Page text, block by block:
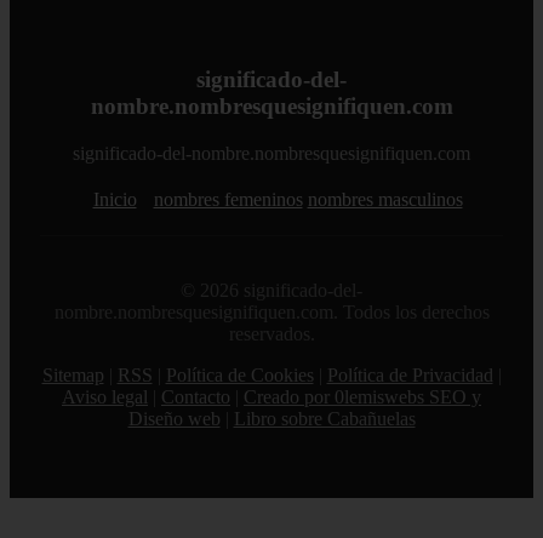
significado-del-
nombre.nombresquesignifiquen.com
significado-del-nombre.nombresquesignifiquen.com
Inicio nombres femeninos nombres masculinos
© 2026 significado-del-
nombre.nombresquesignifiquen.com. Todos los derechos
reservados.
Sitemap
RSS Política de Cookies Política de Privacidad
Aviso legal
Contacto
Creado por 0lemiswebs SEO y
Diseño web
Libro sobre Cabañuelas